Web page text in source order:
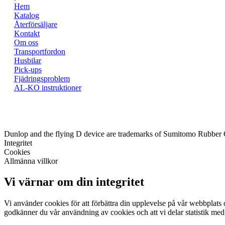
Hem
Katalog
Återförsäljare
Kontakt
Om oss
Transportfordon
Husbilar
Pick-ups
Fjädringsproblem
AL-KO instruktioner
Dunlop and the flying D device are trademarks of Sumitomo
Integritet
Cookies
Allmänna villkor
Vi värnar om din integritet
Vi använder cookies för att förbättra din upplevelse på vår
godkänner du vår användning av cookies och att vi delar statistik